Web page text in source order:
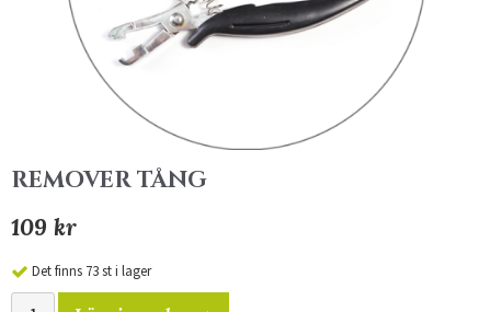
REMOVER TÅNG
109 kr
Det finns 73 st i lager